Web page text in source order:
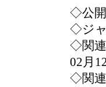
◇公開
◇ジ
◇関
02月
◇関